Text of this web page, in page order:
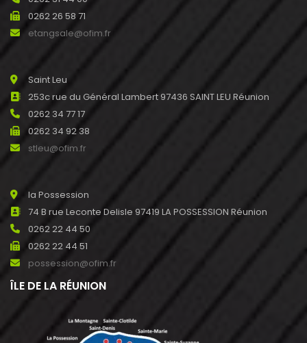
0262 26 58 71
etangsale@ofim.fr
Saint Leu
253c rue du Général Lambert 97436 SAINT LEU Réunion
0262 34 77 17
0262 34 92 38
stleu@ofim.fr
la Possession
74 B rue Leconte Delisle 97419 LA POSSESSION Réunion
0262 22 44 50
0262 22 44 51
possession@ofim.fr
ÎLE DE LA RÉUNION